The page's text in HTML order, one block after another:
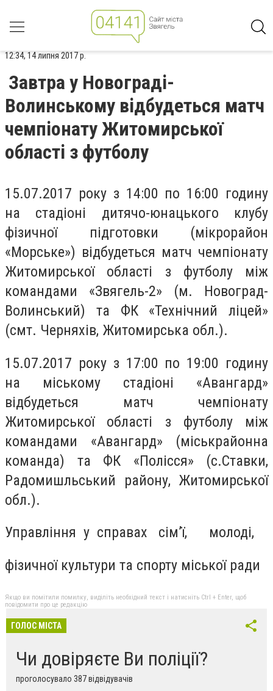
12:34, 14 липня 2017 р.
Завтра у Новограді-
Волинському відбудеться матч
чемпіонату Житомирської
області з футболу
15.07.2017 року з 14:00 по 16:00 годину
на стадіоні дитячо-юнацького клубу
фізичної підготовки (мікрорайон
«Морське») відбудеться матч чемпіонату
Житомирської області з футболу між
командами «Звягель-2» (м. Новоград-
Волинський) та ФК «Технічний ліцей»
(смт. Черняхів, Житомирська обл.).
15.07.2017 року з 17:00 по 19:00 годину
на міському стадіоні «Авангард»
відбудеться матч чемпіонату
Житомирської області з футболу між
командами «Авангард» (міськрайонна
команда) та ФК «Полісся» (с.Ставки,
Радомишльський району, Житомирської
обл.).
Управління у справах сім’ї, молоді,
фізичної культури та спорту міської ради
Якщо ви помітили помилку, виділіть необхідний текст і натисніть Ctrl + Enter, щоб
повідомити про це редакцію
ГОЛОС МІСТА
Чи довіряєте Ви поліції?
проголосувало 387 відвідувачів